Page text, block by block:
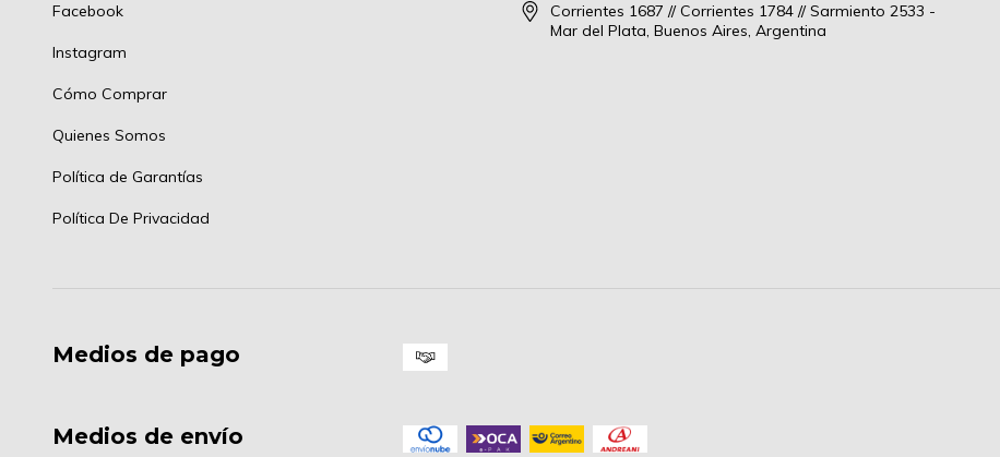
Facebook
Instagram
Cómo Comprar
Quienes Somos
Política de Garantías
Política De Privacidad
Corrientes 1687 // Corrientes 1784 // Sarmiento 2533 -
Mar del Plata, Buenos Aires, Argentina
Medios de pago
Medios de envío